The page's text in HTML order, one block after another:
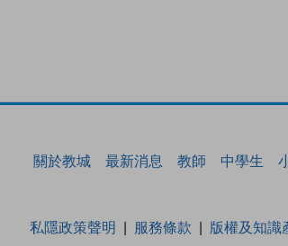
關於教城 最新消息 教師 中學生
私隱政策聲明 服務條款 版權及知識